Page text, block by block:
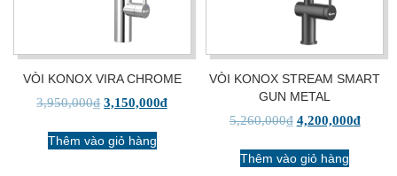
VÒI KONOX VIRA CHROME
3,950,000₫ 3,150,000₫
Thêm vào giỏ hàng
VÒI KONOX STREAM SMART
GUN METAL
5,260,000₫ 4,200,000₫
Thêm vào giỏ hàng